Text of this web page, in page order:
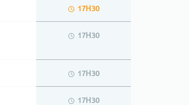
17H30
17H30
17H30
17H30